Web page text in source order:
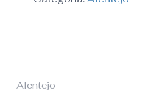
Alentejo